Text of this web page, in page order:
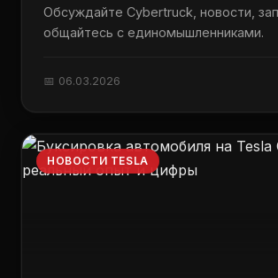
Обсуждайте Cybertruck, новости,
общайтесь с единомышленниками.
📅 06.03.2026
НОВОСТИ TESLA